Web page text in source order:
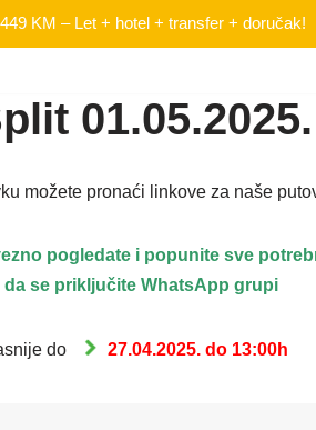
KM – Let + hotel + transfer + doručak!
01.05.2025.
možete pronaći linkove za naše
pogledate i popunite sve
da se priključite WhatsApp grupi
do 27.04.2025. do 13:00h